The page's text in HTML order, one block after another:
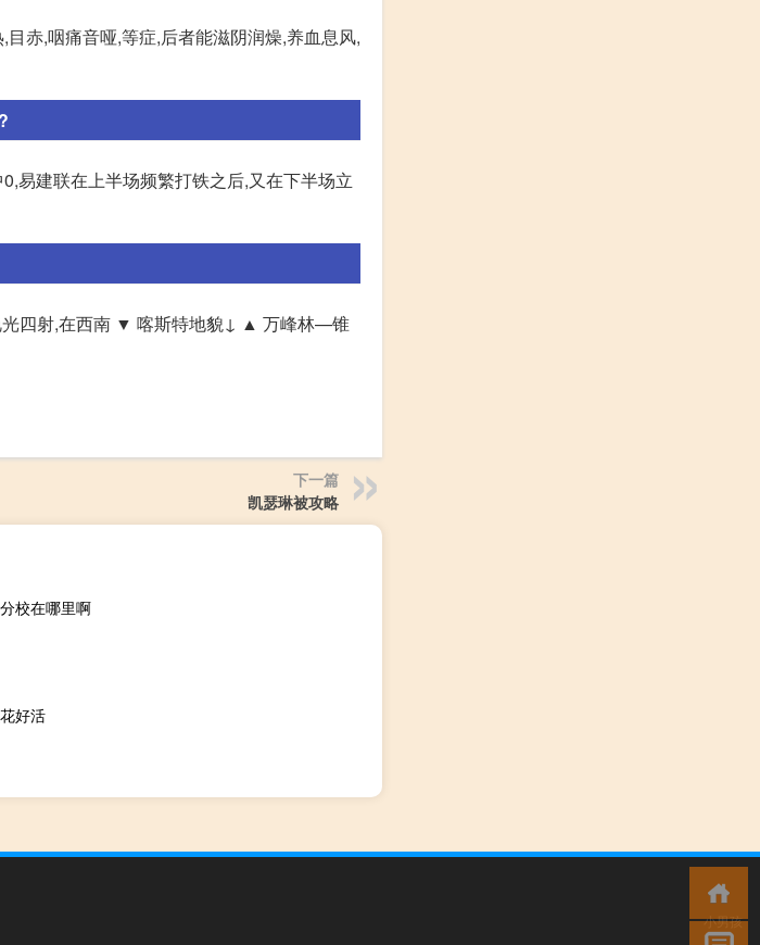
赤,咽痛音哑,等症,后者能滋阴润燥,养血息风,
易建联在上半场频繁打铁之后,又在下半场立
光四射,在西南 ▼ 喀斯特地貌↓ ▲ 万峰林—锥
下一篇
凯瑟琳被攻略
校在哪里啊
好活
小男孩